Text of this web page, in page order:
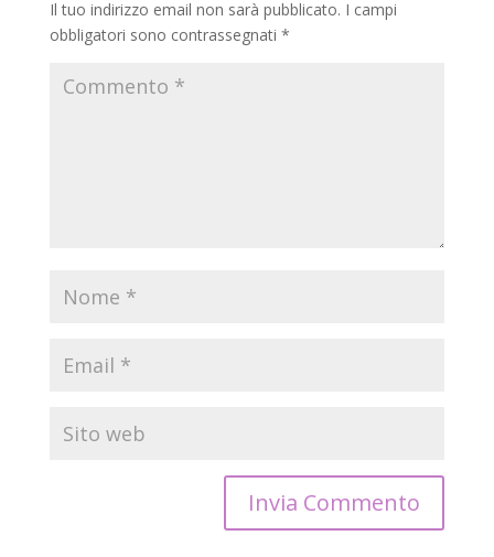
Il tuo indirizzo email non sarà pubblicato. I campi
obbligatori sono contrassegnati *